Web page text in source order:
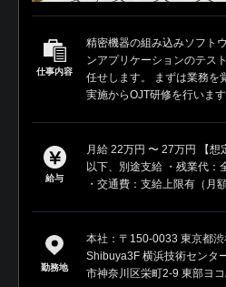
仕事内容
精密機器の組み込みソフト
ンアプリケーションのテス
任せします。 まずは業務を
実施からOJT研修を行います
給与
月給 22万円 〜 27万円 【
以下、別途支給 ・残業代
・交通費：支給上限有（月
勤務地
本社：〒150-0033 東京都
Shibuya3F 横浜技術センタ
市神奈川区栄町2-9 東部ヨコ